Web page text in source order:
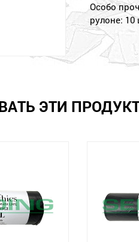
Особо
рулоне: 10
ЭТИ